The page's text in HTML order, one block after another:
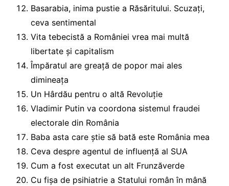
Basarabia, inima pustie a Răsăritului. Scuzați,
ceva sentimental
Vita tebecistă a României vrea mai multă
libertate și capitalism
Împăratul are greață de popor mai ales
dimineața
Un Hârdău pentru o altă Revoluție
Vladimir Putin va coordona sistemul fraudei
electorale din România
Baba asta care știe să bată este România mea
Ceva despre agentul de influență al SUA
Cum a fost executat un alt Frunzăverde
Cu fișa de psihiatrie a Statului român în mână